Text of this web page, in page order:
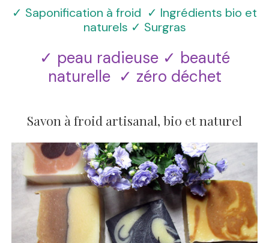
✓ Saponification à froid ✓ Ingrédients bio et
naturels ✓ Surgras
✓ peau radieuse ✓ beauté
naturelle ✓ zéro déchet
Savon à froid artisanal, bio et naturel